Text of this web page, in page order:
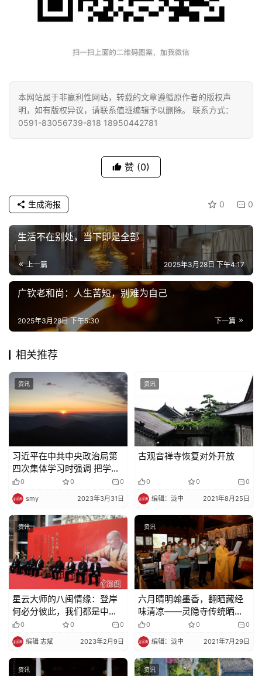
本网站属于非赢利性网站，转载的文章遵循原作者的版权声
明，如有版权异议，请联系值班编辑予以删除。 联系方式：
0591-83056739-818 18950442781
赞 (0)
0 0
生成海报
生活不在别处，当下即是全部
上一篇 2025年3月28日 下午4:17
广钦老和尚：人生苦短，别难为自己
下一篇
2025年3月28日 下午5:30
相关推荐
资讯
习近平在中共中央政治局第
四次集体学习时强调 把学习
贯彻新时代中国特色社会主
义思想不断引向深入
0 0 0
smy 2023年3月31日
资讯
古观音禅寺恢复对外开放
0 0 0
编辑：泷中 2021年8月25日
资讯
星云大师的八闽情缘：登岸
何必分彼此，我们都是中国
人0 0 0
编辑 志斌 2023年2月9日
资讯
六月晴明翰墨香，翻晒藏经
味清凉——灵隐寺传统晒经
活动
0 0 0
编辑：泷中 2021年7月29日
资讯 资讯